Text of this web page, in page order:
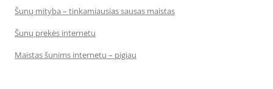
Šunų mityba – tinkamiausias sausas maistas
Šunų prekės internetu
Maistas šunims internetu – pigiau